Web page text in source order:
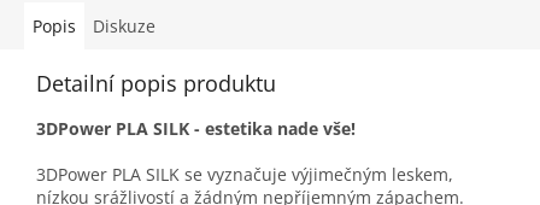
Popis Diskuze
Detailní popis produktu
3DPower PLA SILK - estetika nade vše!
3DPower PLA SILK se vyznačuje výjimečným leskem,
nízkou srážlivostí a žádným nepříjemným zápachem.